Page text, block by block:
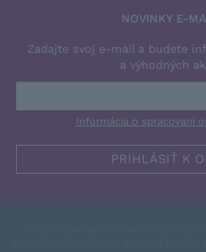
NOVINKY E-
Zadajte svoj e-mail a budete
a výhodných
Informácia o spracovaní